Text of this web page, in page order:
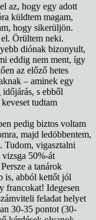
az, hogy egy adott
küldtem magam,
hogy sikerüljön.
Örültem neki.
diónak bizonyult,
eddig nem ment, így
az előző hetes
– aminek egy
s ebből
tudtam
pedig biztos voltam
majd ledöbbentem,
Tudom, vigasztalni
50%-át
a tanárok
is, abból kettőt jól
francokat! Idegesen
feladat helyet
30-35 pontot (30-